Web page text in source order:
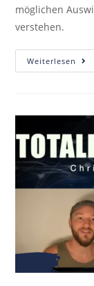
möglichen
verstehen.
Weiterlesen